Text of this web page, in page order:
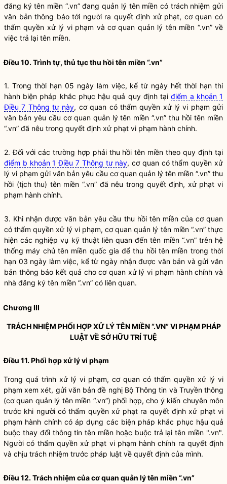
đăng ký tên miền “.vn” đang quản lý tên miền có trách nhiệm gửi
văn bản thông báo tới người ra quyết định xử phạt, cơ quan có
thẩmquyền xử lý vi phạm và cơ quan quản lý tên miền “.vn” về
việc trả lại tên miền.
Điều 10. Trình tự, thủ tục thu hồi tên miền “.vn”
1. Trong thời hạn 05 ngày làm việc, kể từ ngày hết thời hạn thi
hành biện pháp khắc phục hậu quả quy định tạiđiểm a khoản 1
Điều 7 Thông tư này, cơ quan có thẩmquyền xử lý vi phạm gửi
văn bản yêu cầu cơ quan quản lý tên miền “.vn” thu hồi tên miền
“.vn” đã nêu trong quyết định xử phạt vi phạm hành chính.
2. Đối với các trường hợp phải thu hồi tên miền theo quy định tại
điểm b khoản 1 Điều 7 Thông tư này, cơ quan có thẩmquyền xử
lý vi phạm gửi văn bản yêu cầu cơ quan quản lý tên miền “.vn” thu
hồi (tịch thu) tên miền “.vn” đã nêu trong quyết định, xử phạt vi
phạm hành chính.
3. Khi nhận được văn bản yêu cầu thu hồi tên miền của cơ quan
có thẩmquyền xử lý vi phạm, cơ quan quản lý tên miền “.vn” thực
hiện các nghiệp vụ kỹ thuật liên quan đến tên miền “.vn” trên hệ
thống máy chủ tên miền quốc gia để thu hồi tên miền trong thời
hạn 03 ngày làm việc, kể từ ngày nhận được văn bản và gửi văn
bản thông báo kết quả cho cơ quan xử lý vi phạm hành chính và
nhà đăng ký tên miền “.vn” có liên quan.
Chương III
TRÁCH NHIỆM PHỐI HỢP XỬ LÝ TÊN MIỀN “.VN” VI PHẠM PHÁP
LUẬTVỀ SỞ HỮU TRÍ TUỆ
Điều 11. Phối hợp xử lý vi phạm
Trong quá trình xử lý vi phạm, cơ quan có thẩm quyền xử lý vi
phạm xem xét, gửi văn bản đề nghị Bộ Thông tin và Truyền thông
(cơ quan quản lý tên miền “.vn”) phối hợp, cho ý kiến chuyên môn
trước khi người có thẩm quyềnxử phạt ra quyết định xử phạt vi
phạm hành chính có áp dụng các biện pháp khắc phục hậu quả
buộc thay đổi thông tin tên miền hoặc buộc trả lại tên miền ".vn".
Người có thẩm quyềnxử phạt vi phạm hành chính ra quyết định
và chịu trách nhiệm trước pháp luật về quyết định của mình.
Điều 12. Trách nhiệm của cơ quan quản lý tên miền “.vn”